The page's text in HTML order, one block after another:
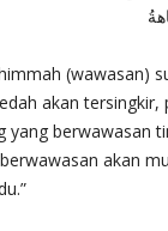
(wawasan)
akan tersingkir,
yang berwawasan
akan